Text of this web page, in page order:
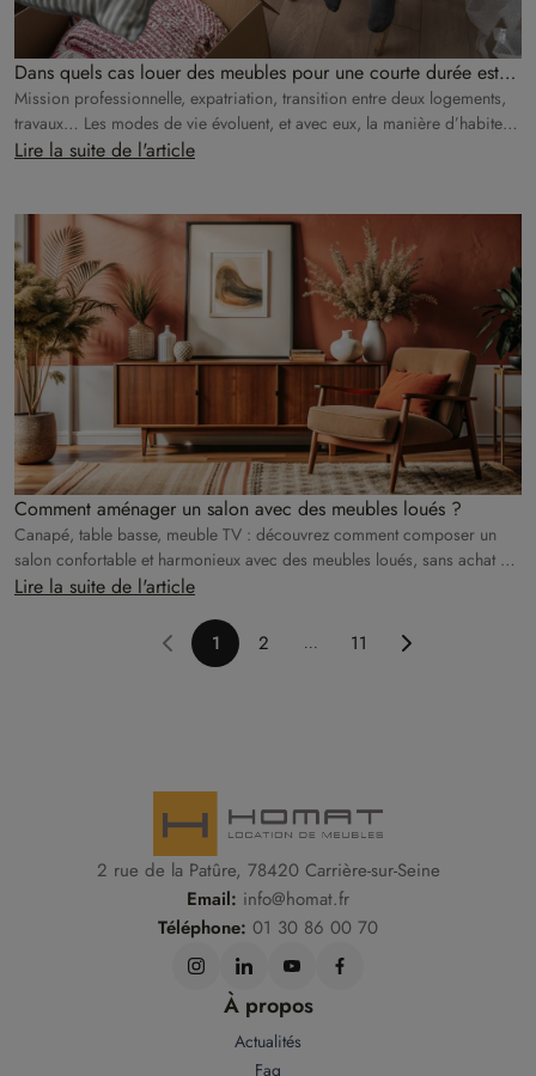
Dans quels cas louer des meubles pour une courte durée est
plus avantageux que l’achat ?
Mission professionnelle, expatriation, transition entre deux logements,
travaux… Les modes de vie évoluent, et avec eux, la manière d’habiter
un espace.
Lire la suite de l'article
Comment aménager un salon avec des meubles loués ?
Canapé, table basse, meuble TV : découvrez comment composer un
salon confortable et harmonieux avec des meubles loués, sans achat ni
logistique, dès le premier jour.
Lire la suite de l'article
1 2 ... 11
2 rue de la Patûre, 78420 Carrière-sur-Seine
Email: info@homat.fr
Téléphone: 01 30 86 00 70
À propos
Actualités
Faq